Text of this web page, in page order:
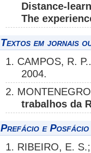
Distance-
The
Textos em jornais
1. CAMPOS, R.
2004.
2.
trabalhos da
Prefácio e
1. RIBEIRO, E.